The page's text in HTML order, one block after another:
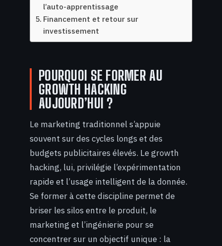
l’auto-apprentissage
Financement et retour sur
investissement
POURQUOI SE FORMER AU
GROWTH HACKING
AUJOURD’HUI ?
Le marketing traditionnel s’appuie
souvent sur des cycles longs et des
budgets publicitaires élevés. Le growth
hacking, lui, privilégie l’expérimentation
rapide et l’usage intelligent de la donnée.
Se former à cette discipline permet de
briser les silos entre le produit, le
marketing et l’ingénierie pour se
concentrer sur un objectif unique : la